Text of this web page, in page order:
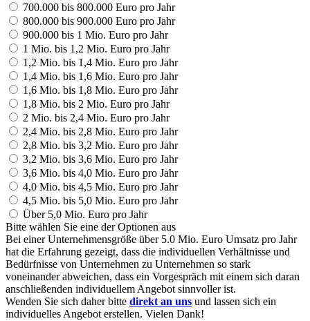
700.000 bis 800.000 Euro pro Jahr
800.000 bis 900.000 Euro pro Jahr
900.000 bis 1 Mio. Euro pro Jahr
1 Mio. bis 1,2 Mio. Euro pro Jahr
1,2 Mio. bis 1,4 Mio. Euro pro Jahr
1,4 Mio. bis 1,6 Mio. Euro pro Jahr
1,6 Mio. bis 1,8 Mio. Euro pro Jahr
1,8 Mio. bis 2 Mio. Euro pro Jahr
2 Mio. bis 2,4 Mio. Euro pro Jahr
2,4 Mio. bis 2,8 Mio. Euro pro Jahr
2,8 Mio. bis 3,2 Mio. Euro pro Jahr
3,2 Mio. bis 3,6 Mio. Euro pro Jahr
3,6 Mio. bis 4,0 Mio. Euro pro Jahr
4,0 Mio. bis 4,5 Mio. Euro pro Jahr
4,5 Mio. bis 5,0 Mio. Euro pro Jahr
Über 5,0 Mio. Euro pro Jahr
Bitte wählen Sie eine der Optionen aus
Bei einer Unternehmensgröße über 5.0 Mio. Euro Umsatz pro Jahr
hat die Erfahrung gezeigt, dass die individuellen Verhältnisse und
Bedürfnisse von Unternehmen zu Unternehmen so stark
voneinander abweichen, dass ein Vorgespräch mit einem sich daran
anschließenden individuellem Angebot sinnvoller ist.
Wenden Sie sich daher bitte direkt an uns und lassen sich ein
individuelles Angebot erstellen. Vielen Dank!